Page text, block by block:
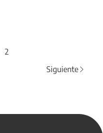
2
Siguiente